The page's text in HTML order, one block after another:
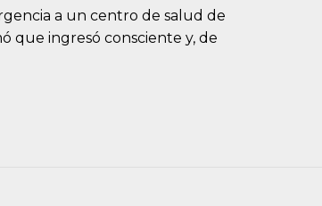
a un centro de salud de
que ingresó consciente y, de